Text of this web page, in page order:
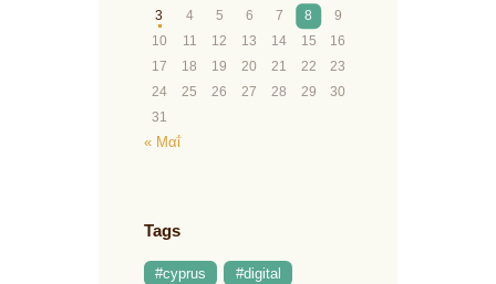
3
4 5 6 7 8
9
10
11 12 13 14 15
16
17
18 19 20 21 22
23
24
25 26 27 28 29
30
31
« Μαΐ
Tags
#cyprus
#digital